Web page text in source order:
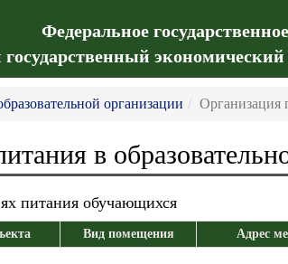
Федеральное
государственный
организации Организация
в
питания обучающихся
Вид помещения Адрес